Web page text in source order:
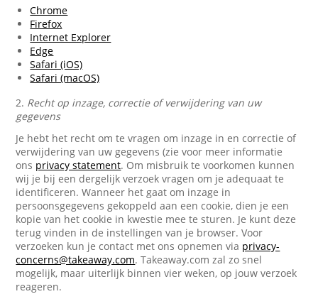
Chrome
Firefox
Internet Explorer
Edge
Safari (iOS)
Safari (macOS)
2. Recht op inzage, correctie of verwijdering van uw
gegevens
Je hebt het recht om te vragen om inzage in en correctie of
verwijdering van uw gegevens (zie voor meer informatie
ons privacy statement. Om misbruik te voorkomen kunnen
wij je bij een dergelijk verzoek vragen om je adequaat te
identificeren. Wanneer het gaat om inzage in
persoonsgegevens gekoppeld aan een cookie, dien je een
kopie van het cookie in kwestie mee te sturen. Je kunt deze
terug vinden in de instellingen van je browser. Voor
verzoeken kun je contact met ons opnemen via privacy-
concerns@takeaway.com. Takeaway.com zal zo snel
mogelijk, maar uiterlijk binnen vier weken, op jouw verzoek
reageren.